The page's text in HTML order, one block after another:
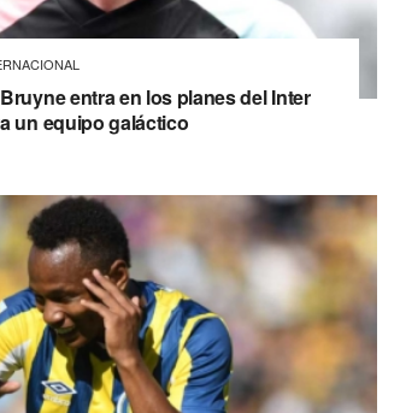
entra en los planes del Inter
un equipo galáctico